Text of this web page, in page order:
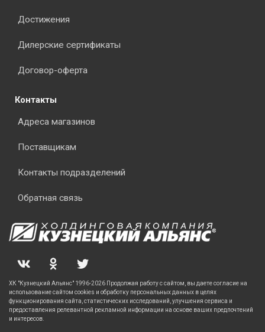
Достижения
Дилерские сертификаты
Договор-оферта
Контакты
Адреса магазинов
Поставщикам
Контакты подразделений
Обратная связь
ХК "Кузнецкий Альянс" 1996-2026 Продолжая работу с сайтом, вы даете согласие на
использование сайтом cookies и обработку персональных данных в целях
функционирования сайта, статистических исследований, улучшения сервиса и
предоставления релевантной рекламной информации на основе ваших предпочтений
и интересов.